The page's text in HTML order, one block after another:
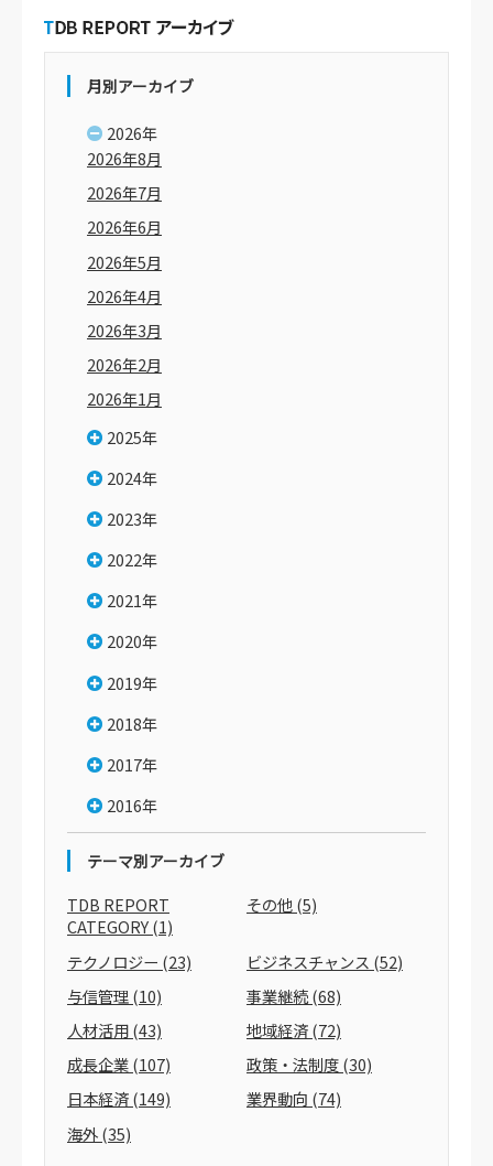
月別アーカイブ
2026年
2026年8月
2026年7月
2026年6月
2026年5月
2026年4月
2026年3月
2026年2月
2026年1月
2025年
2024年
2023年
2022年
2021年
2020年
2019年
2018年
2017年
2016年
テーマ別アーカイブ
TDB REPORT
CATEGORY(1)
その他(5)
テクノロジー (23) ビジネスチャンス (52)
与信管理(10) 事業継続(68)
人材活用(43) 地域経済(72)
成長企業(107) 政策・法制度(30)
日本経済(149) 業界動向 (74)
海外(35)